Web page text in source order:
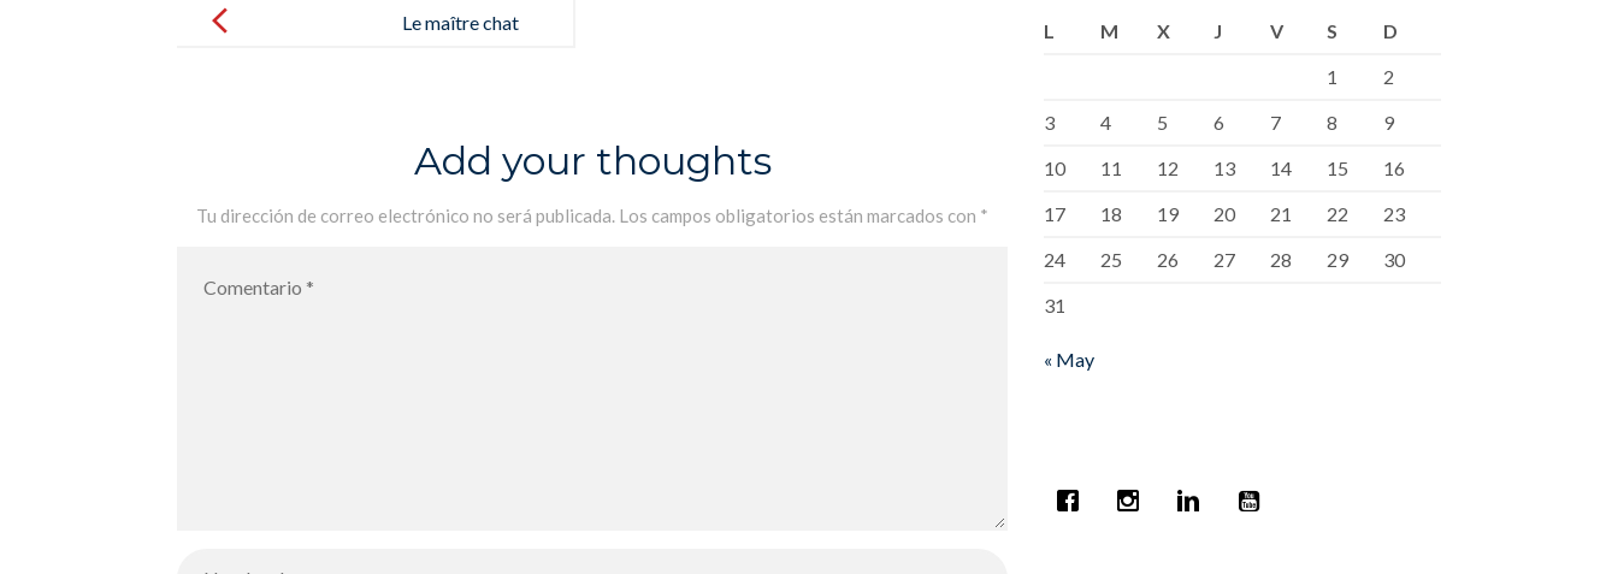
navigation
Le maître chat
Add your thoughts
Tu dirección de correo electrónico no será publicada. Los campos obligatorios están marcados con *
L
M X J V S
D
1
2
3
4 5 6 7 8
9
10
11 12 13 14 15
16
17
18 19 20 21 22
23
24
25 26 27 28 29
30
31
« May